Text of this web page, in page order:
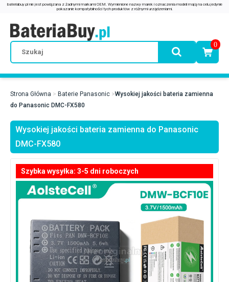
0
Strona Główna Baterie Panasonic
Wysokiej jakości bateria zamienna
do Panasonic DMC-FX580
Wysokiej jakości bateria zamienna do Panasonic
DMC-FX580
Szybka wysyłka: 3-5 dni roboczych